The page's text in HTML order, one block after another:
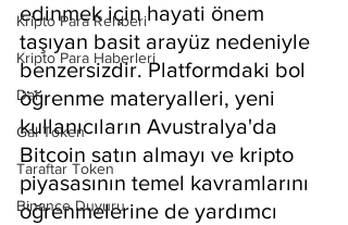
Kripto Para Rehberi
Kripto Para Haberleri
Dai
Gal Token
Taraftar Token
Binance Duyuru
edinmek için hayati önem
taşıyan basit arayüz nedeniyle
benzersizdir. Platformdaki bol
öğrenme materyalleri, yeni
kullanıcıların Avustralya'da
Bitcoin satın almayı ve kripto
piyasasının temel kavramlarını
öğrenmelerine de yardımcı